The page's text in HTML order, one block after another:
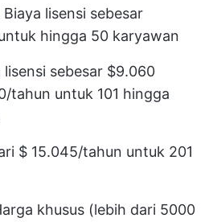
Biaya lisensi sebesar
hingga 50 karyawan
lisensi sebesar $9.060
tahun untuk 101 hingga
$ 15.045/tahun untuk 201
khusus (lebih dari 5000